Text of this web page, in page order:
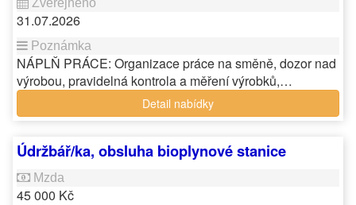
31.07.2026
NÁPLŇ PRÁCE: Organizace práce na směně, dozor nad
výrobou, pravidelná kontrola a měření výrobků,…
Detail nabídky
Údržbář/ka, obsluha bioplynové stanice
45 000 Kč